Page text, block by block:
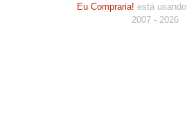
Eu Compraria! está usando
2007 - 2026